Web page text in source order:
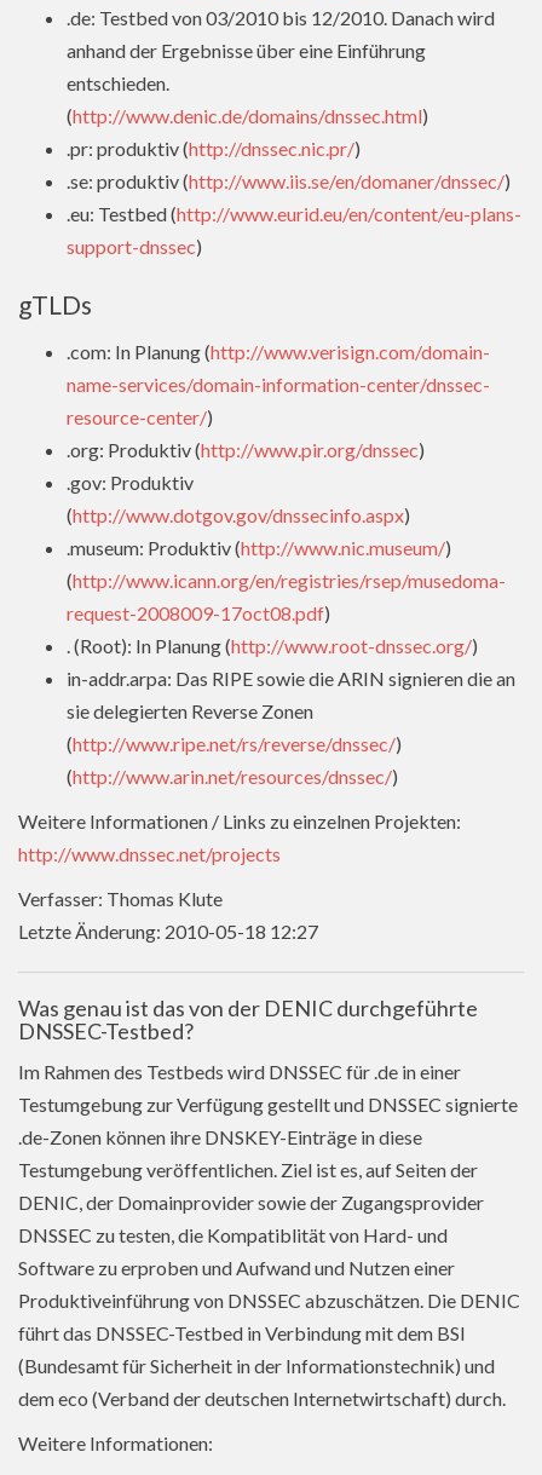
.de: Testbed von 03/2010 bis 12/2010. Danach wird
anhand der Ergebnisse über eine Einführung
entschieden.
(http://www.denic.de/domains/dnssec.html)
.pr: produktiv (http://dnssec.nic.pr/)
.se: produktiv (http://www.iis.se/en/domaner/dnssec/)
.eu: Testbed (http://www.eurid.eu/en/content/eu-plans-
support-dnssec)
gTLDs
.com: In Planung (http://www.verisign.com/domain-
name-services/domain-information-center/dnssec-
resource-center/)
.org: Produktiv (http://www.pir.org/dnssec)
.gov: Produktiv
(http://www.dotgov.gov/dnssecinfo.aspx)
.museum: Produktiv (http://www.nic.museum/)
(http://www.icann.org/en/registries/rsep/musedoma-
request-2008009-17oct08.pdf)
. (Root): In Planung (http://www.root-dnssec.org/)
in-addr.arpa: Das RIPE sowie die ARIN signieren die an
sie delegierten Reverse Zonen
(http://www.ripe.net/rs/reverse/dnssec/)
(http://www.arin.net/resources/dnssec/)
Weitere Informationen / Links zu einzelnen Projekten:
http://www.dnssec.net/projects
Verfasser: Thomas Klute
Letzte Änderung: 2010-05-18 12:27
Was genau ist das von der DENIC durchgeführte
DNSSEC-Testbed?
Im Rahmen des Testbeds wird DNSSEC für .de in einer
Testumgebung zur Verfügung gestellt und DNSSEC signierte
.de-Zonen können ihre DNSKEY-Einträge in diese
Testumgebung veröffentlichen. Ziel ist es, auf Seiten der
DENIC, der Domainprovider sowie der Zugangsprovider
DNSSEC zu testen, die Kompatiblität von Hard- und
Software zu erproben und Aufwand und Nutzen einer
Produktiveinführung von DNSSEC abzuschätzen. Die DENIC
führt das DNSSEC-Testbed in Verbindung mit dem BSI
(Bundesamt für Sicherheit in der Informationstechnik) und
dem eco (Verband der deutschen Internetwirtschaft) durch.
Weitere Informationen: